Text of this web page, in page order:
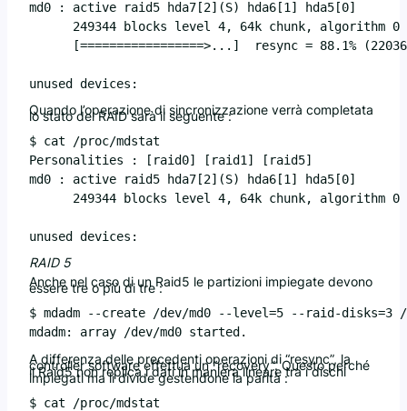
md0 : active raid5 hda7[2](S) hda6[1] hda5[0]
249344 blocks level 4, 64k chunk, algorithm 0
[=================>...]  resync = 88.1%
unused devices:
Quando l’operazione di sincronizzazione verrà completata
lo stato del RAID sarà il seguente :
$ cat /proc/mdstat
Personalities : [raid0] [raid1] [raid5]
md0 : active raid5 hda7[2](S) hda6[1] hda5[0]
249344 blocks level 4, 64k chunk, algorithm 0
unused devices:
RAID 5
Anche nel caso di un Raid5 le partizioni impiegate devono
essere tre o più di tre :
$ mdadm --create /dev/md0 --level=5 --raid-disks=3 /
A differenza delle precedenti operazioni di “resync”, la
controller software effettua un “recovery”. Questo perché
il Raid5 non replica i dati in maniera lineare tra i dischi
impiegati ma li divide gestendone la parità :
$ cat /proc/mdstat